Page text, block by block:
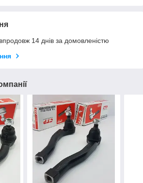
14 днів за домовленістю